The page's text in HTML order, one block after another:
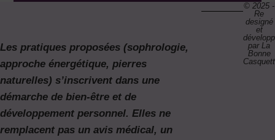
Les pratiques proposées (sophrologie,
approche énergétique, pierres
naturelles) s’inscrivent dans une
démarche de bien-être et de
développement personnel. Elles ne
remplacent pas un avis médical, un
© 2025 -
Re
designé
et
par La
Bonne